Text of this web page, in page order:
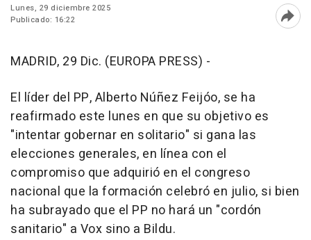
Lunes, 29 diciembre 2025
Publicado: 16:22
MADRID, 29 Dic. (EUROPA PRESS) -
El líder del PP, Alberto Núñez Feijóo, se ha
reafirmado este lunes en que su objetivo es
"intentar gobernar en solitario" si gana las
elecciones generales, en línea con el
compromiso que adquirió en el congreso
nacional que la formación celebró en julio, si bien
ha subrayado que el PP no hará un "cordón
sanitario" a Vox sino a Bildu.